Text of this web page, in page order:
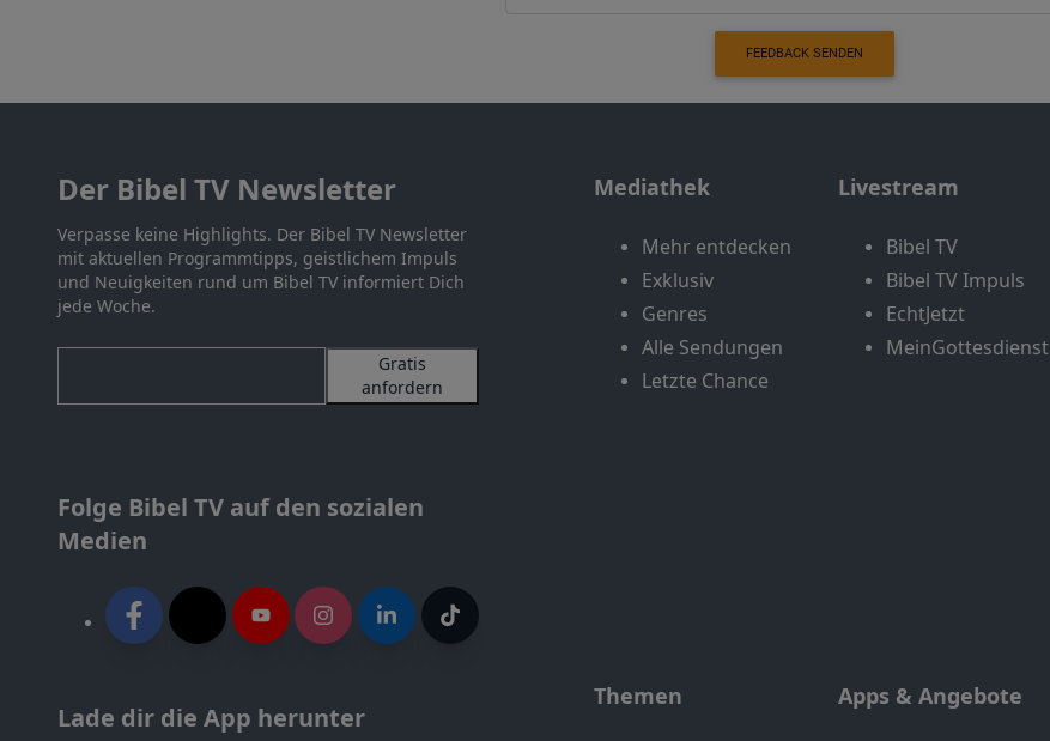
FEEDBACK SENDEN
Der Bibel TV Newsletter
Verpasse keine Highlights. Der Bibel TV Newsletter
mit aktuellen Programmtipps, geistlichem Impuls
und Neuigkeiten rund um Bibel TV informiert Dich
jede Woche.
Gratis
anfordern
Folge Bibel TV auf den sozialen
Medien
Lade dir die App herunter
Mediathek
Mehr entdecken
Exklusiv
Genres
Alle Sendungen
Letzte Chance
Livestream
Bibel TV
Bibel TV Impuls
EchtJetzt
MeinGottesdienst
Themen Apps & Angebote